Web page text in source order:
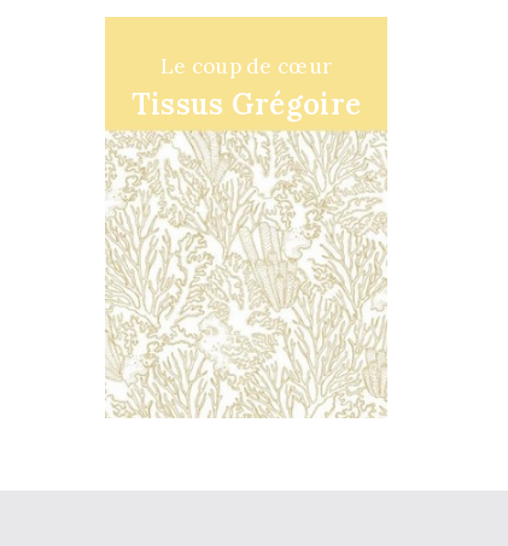
Le coup de cœur
Tissus Grégoire